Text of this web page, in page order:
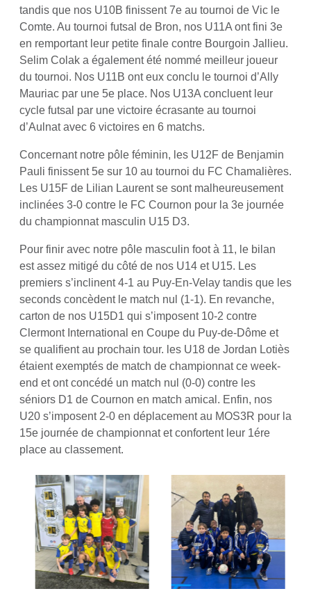
tandis que nos U10B finissent 7e au tournoi de Vic le
Comte. Au tournoi futsal de Bron, nos U11A ont fini 3e
en remportant leur petite finale contre Bourgoin Jallieu.
Selim Colak a également été nommé meilleur joueur
du tournoi. Nos U11B ont eux conclu le tournoi d’Ally
Mauriac par une 5e place. Nos U13A concluent leur
cycle futsal par une victoire écrasante au tournoi
d’Aulnat avec 6 victoires en 6 matchs.
Concernant notre pôle féminin, les U12F de Benjamin
Pauli finissent 5e sur 10 au tournoi du FC Chamalières.
Les U15F de Lilian Laurent se sont malheureusement
inclinées 3-0 contre le FC Cournon pour la 3e journée
du championnat masculin U15 D3.
Pour finir avec notre pôle masculin foot à 11, le bilan
est assez mitigé du côté de nos U14 et U15. Les
premiers s’inclinent 4-1 au Puy-En-Velay tandis que les
seconds concèdent le match nul (1-1). En revanche,
carton de nos U15D1 qui s’imposent 10-2 contre
Clermont International en Coupe du Puy-de-Dôme et
se qualifient au prochain tour. les U18 de Jordan Lotiès
étaient exemptés de match de championnat ce week-
end et ont concédé un match nul (0-0) contre les
séniors D1 de Cournon en match amical. Enfin, nos
U20 s’imposent 2-0 en déplacement au MOS3R pour la
15e journée de championnat et confortent leur 1ére
place au classement.